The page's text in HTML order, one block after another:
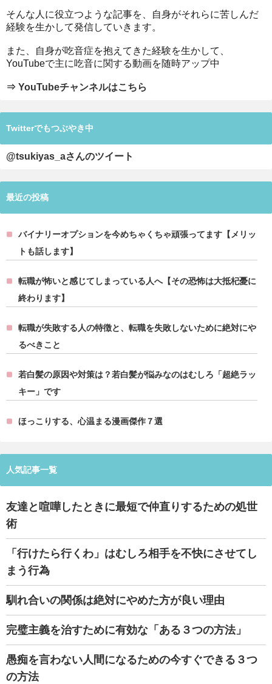
そんな人に役立つような記事を、自身がそれらに苦しんだ
経験を生かして発信していきます。
また、自身が吃音症を抱えてきた経験を生かして、
YouTubeで主に吃音に関する動画を随時アップ中
⇒ YouTubeチャンネルはこちら
Twitterでもつぶやき中
@tsukiyas_aさんのツイート
最近の投稿
バイナリーオプションを今めちゃくちゃ頑張ってます【メリッ
トも話します】
転職が怖いと感じてしまっている人へ【その恐怖は大抵杞憂に
終わります】
転職が失敗する人の特徴と、転職を失敗しないために絶対にや
るべきこと
若白髪の原因や対策は？若白髪が悩みなのはむしろ「超絶ラッ
キー」です
ほっこりする、心温まる漫画傑作７選
人気記事一覧
友達と喧嘩したときに最短で仲直りするための処世
術
「行けたら行くわ」はむしろ相手を不快にさせてし
まう行為
馴れ合いの関係は絶対にやめた方が良い理由
完璧主義を治すために有効な「ある３つの方法」
愚痴を言わない人間になるための今すぐできる３つ
の方法